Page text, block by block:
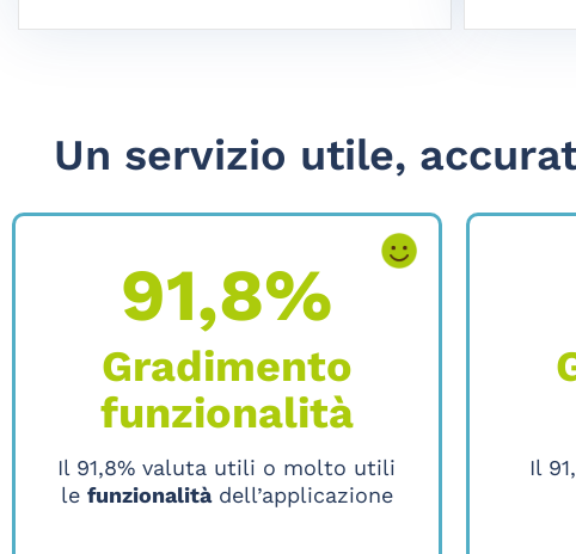
Un servizio utile,
91,8%
Gradimento
funzionalità
Il 91,8% valuta utili o molto utili
le funzionalitàdell’applicazione
Il